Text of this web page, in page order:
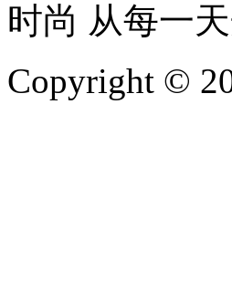
时尚 从每一
Copyright ©